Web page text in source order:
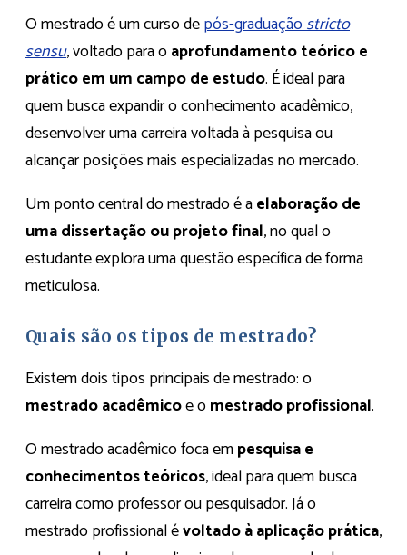
O mestrado é um curso depós-graduaçãostricto
sensu, voltado para oaprofundamento teórico e
prático em um campo de estudo. É ideal para
quem busca expandir o conhecimento acadêmico,
desenvolver uma carreira voltada à pesquisa ou
alcançar posições mais especializadas no mercado.
Um ponto central do mestrado é aelaboração de
uma dissertação ou projeto final, no qual o
estudante explora uma questão específica de forma
meticulosa.
Quais são os tipos de mestrado?
Existem dois tipos principais de mestrado: o
mestrado acadêmicoe omestrado profissional.
O mestrado acadêmico foca empesquisa e
conhecimentos teóricos, ideal para quem busca
carreira como professor ou pesquisador. Já o
mestrado profissional évoltado à aplicação prática,